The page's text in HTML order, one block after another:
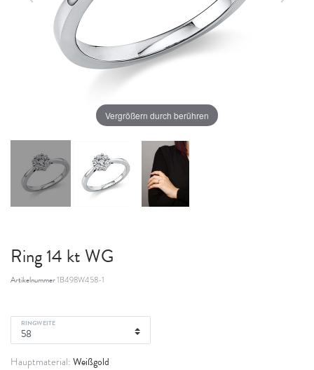
Vergrößern durch berühren
Ring 14 kt WG
Artikelnummer1B498W458-1
RINGWEITE
Hauptmaterial: Weißgold